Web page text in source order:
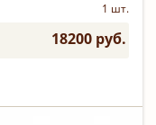
1 шт.
18200 руб.